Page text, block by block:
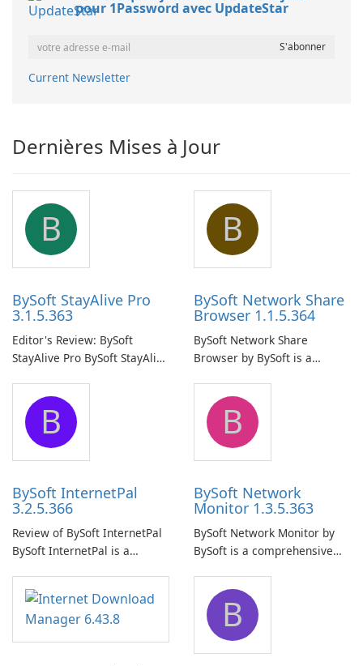
pour 1Password avec UpdateStar
Current Newsletter
Dernières Mises à Jour
B
BySoft StayAlive Pro
3.1.5.363
Editor's Review: BySoft
StayAlive Pro BySoft StayAlive
application designed to
ensure the continuous and
uninterrupted operation of
your computer system.
B
BySoft Network Share
Browser 1.1.5.364
BySoft Network Share
Browser by BySoft is a
application that allows users
to easily browse and manage
shared folders on their
network.
B
BySoft InternetPal
3.2.5.366
Review of BySoft InternetPal
BySoft InternetPal is a
application designed to
monitor your internet
connection and provide real-
time insights into its
B
BySoft Network
Monitor 1.3.5.363
BySoft Network Monitor by
BySoft is a comprehensive
designed to help businesses
effectively manage their
network infrastructure.
B